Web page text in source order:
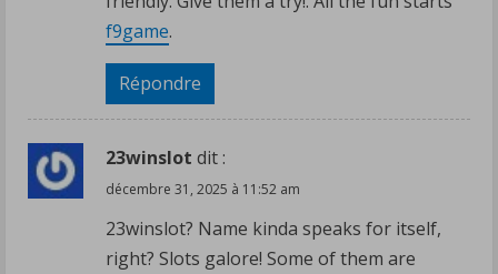
f9game.
Répondre
23winslot dit :
décembre 31, 2025 à 11:52 am
23winslot? Name kinda speaks for itself,
right? Slots galore! Some of them are